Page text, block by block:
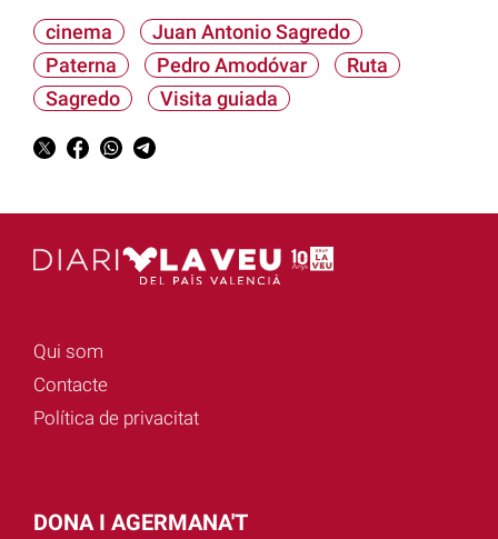
cinema
Juan Antonio Sagredo
Paterna
Pedro Amodóvar
Ruta
Sagredo
Visita guiada
Qui som
Contacte
Política de privacitat
DONA I AGERMANA'T